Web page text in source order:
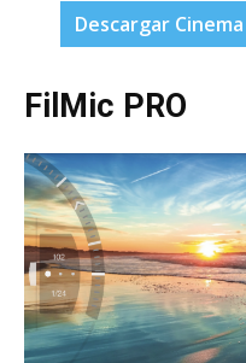
Descargar
FilMic PRO